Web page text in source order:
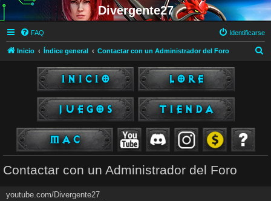
Divergente27
FAQ Identificarse
Inicio Índice general Contactar con un Administrador del Foro
Contactar con un Administrador del Foro
youtube.com/Divergente27